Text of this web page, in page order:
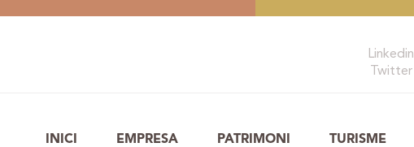
Linkedin
Twitter
INICI EMPRESA PATRIMONI TURISME